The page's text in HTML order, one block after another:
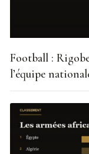
Football :
l’équipe